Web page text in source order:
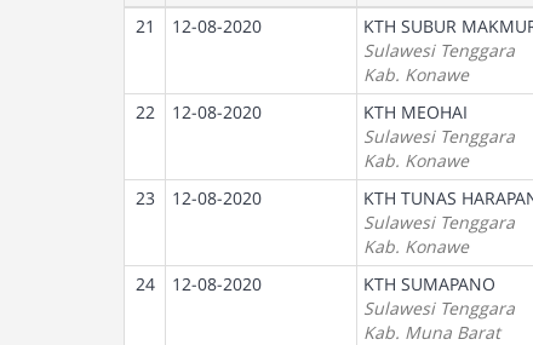
21
12-08-2020
KTH SUBUR
Sulawesi Tenggara
Kab. Konawe
22 12-08-2020
KTH MEOHAI
Sulawesi Tenggara
Kab. Konawe
23 12-08-2020
KTH TUNAS
Sulawesi Tenggara
Kab. Konawe
24 12-08-2020
KTH SUMAPANO
Sulawesi Tenggara
Kab. Muna Barat